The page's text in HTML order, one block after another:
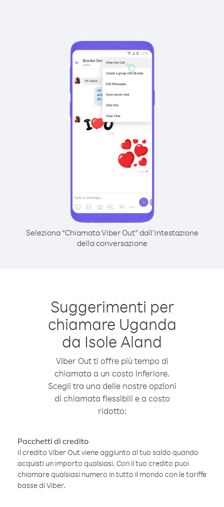
Seleziona “Chiamata Viber Out” dall’intestazione
della conversazione
Suggerimenti per
chiamare Uganda
da Isole Aland
Viber Out ti offre più tempo di
chiamata a un costo inferiore.
Scegli tra una delle nostre opzioni
di chiamata flessibili e a costo
ridotto:
Pacchetti di credito
Il credito Viber Out viene aggiunto al tuo saldo quando
acquisti un importo qualsiasi. Con il tuo credito puoi
chiamare qualsiasi numero in tutto il mondo con le tariffe
basse di Viber.